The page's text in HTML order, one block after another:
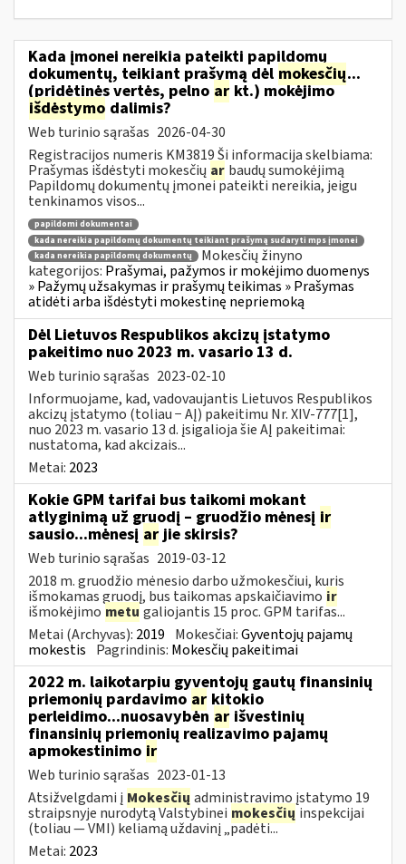
Kada įmonei nereikia pateikti papildomų
dokumentų, teikiant prašymą dėl mokesčių...
(pridėtinės vertės, pelno ar kt.) mokėjimo
išdėstymo dalimis?
Web turinio sąrašas 2026-04-30
Registracijos numeris KM3819 Ši informacija skelbiama:
Prašymas išdėstyti mokesčių ar baudų sumokėjimą
Papildomų dokumentų įmonei pateikti nereikia, jeigu
tenkinamos visos...
papildomi dokumentai
kada nereikia papildomų dokumentų teikiant prašymą sudaryti mps įmonei
kada nereikia papildomų dokumentų
Mokesčių žinyno
kategorijos: Prašymai, pažymos ir mokėjimo duomenys
» Pažymų užsakymas ir prašymų teikimas » Prašymas
atidėti arba išdėstyti mokestinę nepriemoką
Dėl Lietuvos Respublikos akcizų įstatymo
pakeitimo nuo 2023 m. vasario 13 d.
Web turinio sąrašas 2023-02-10
Informuojame, kad, vadovaujantis Lietuvos Respublikos
akcizų įstatymo (toliau − AĮ) pakeitimu Nr. XIV-777[1],
nuo 2023 m. vasario 13 d. įsigalioja šie AĮ pakeitimai:
nustatoma, kad akcizais...
Metai: 2023
Kokie GPM tarifai bus taikomi mokant
atlyginimą už gruodį – gruodžio mėnesį ir
sausio...mėnesį arjie skirsis?
Web turinio sąrašas 2019-03-12
2018 m. gruodžio mėnesio darbo užmokesčiui, kuris
išmokamas gruodį, bus taikomas apskaičiavimo ir
išmokėjimo metu galiojantis 15 proc. GPM tarifas...
Metai (Archyvas): 2019 Mokesčiai:Gyventojų pajamų
mokestis Pagrindinis: Mokesčių pakeitimai
2022 m. laikotarpiu gyventojų gautų finansinių
priemonių pardavimo ar kitokio
perleidimo...nuosavybėn ar išvestinių
finansinių priemonių realizavimo pajamų
apmokestinimo ir
Web turinio sąrašas 2023-01-13
Atsižvelgdami į Mokesčių administravimo įstatymo 19
straipsnyje nurodytą Valstybinei mokesčių inspekcijai
(toliau — VMI) keliamą uždavinį „padėti...
Metai: 2023